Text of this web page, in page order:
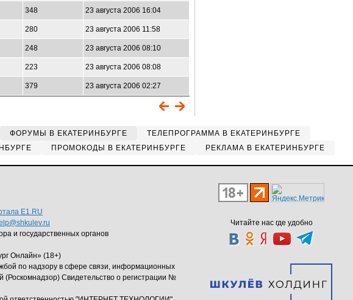
348 23 августа 2006 16:04
280 23 августа 2006 11:58
248 23 августа 2006 08:10
223 23 августа 2006 08:08
379 23 августа 2006 02:27
ФОРУМЫ В ЕКАТЕРИНБУРГЕ
ТЕЛЕПРОГРАММА В ЕКАТЕРИНБУРГЕ
ПРОМОКОДЫ В ЕКАТЕРИНБУРГЕ РЕКЛАМА В ЕКАТЕРИНБУРГЕ
Читайте нас где удобно
E1.RU
и государственных органов
Онлайн» (18+)
по надзору в сфере связи, информационных
(Роскомнадзор) Свидетельство о регистрации №